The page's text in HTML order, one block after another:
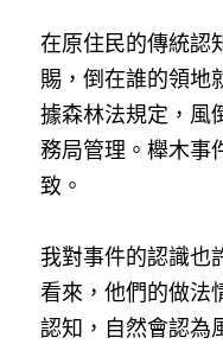
在原住民的傳統認
賜，倒在誰的領地
據森林法規定，風
務局管理。櫸木事
致。
我對事件的認識也
看來，他們的做法
認知，自然會認為